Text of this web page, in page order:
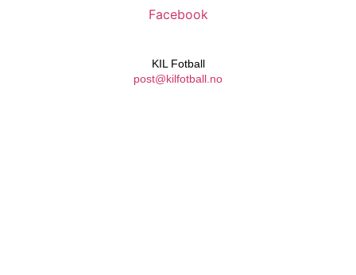
Facebook
KIL Fotball
post@kilfotball.no